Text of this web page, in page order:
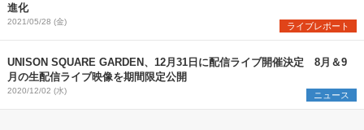
進化
2021/05/28 (金) ライブレポート
UNISON SQUARE GARDEN、12月31日に配信ライブ開催決定 8月＆9
月の生配信ライブ映像を期間限定公開
2020/12/02 (水) ニュース